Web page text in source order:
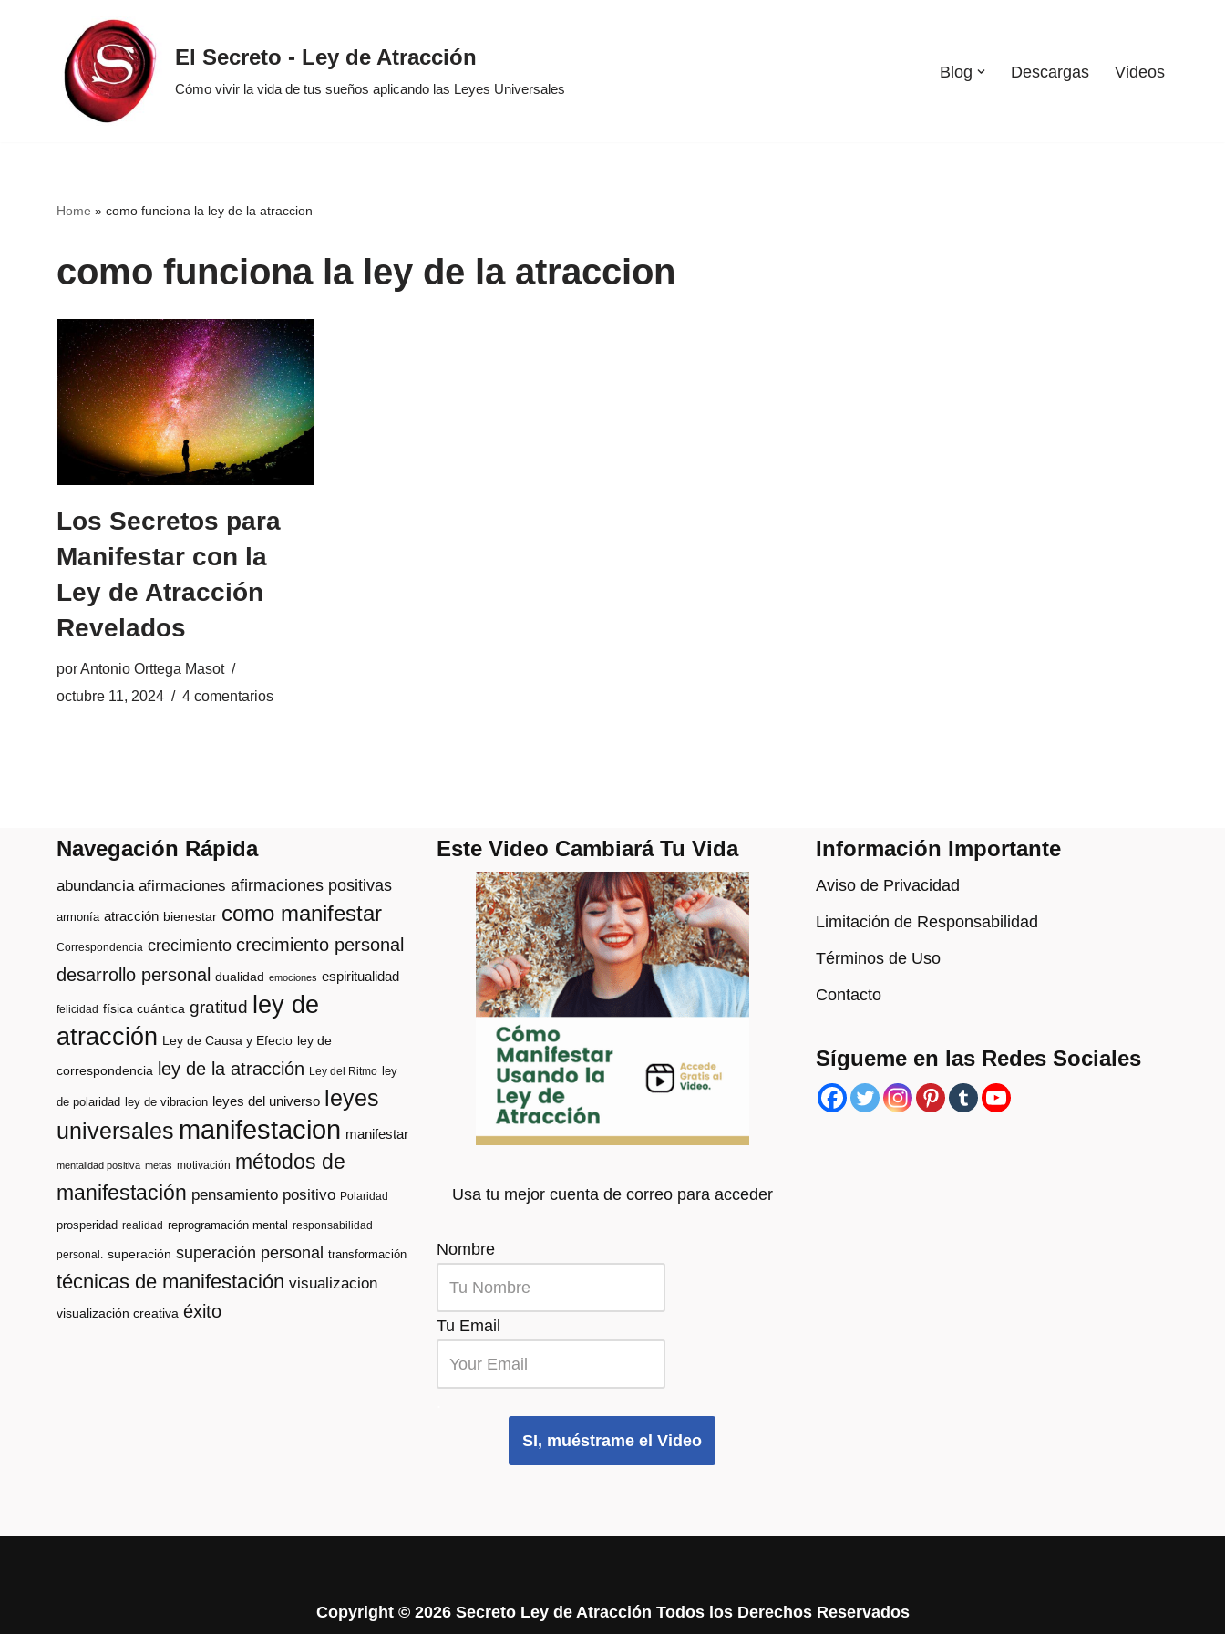
contenido
El Secreto - Ley de Atracción
Cómo vivir la vida de tus sueños aplicando las Leyes Universales
Blog Descargas Videos
Home » como funciona la ley de la atraccion
como funciona la ley de la atraccion
Los Secretos para
Manifestar con la
Ley de Atracción
Revelados
porAntonio Orttega Masot
octubre 11, 2024
4 comentarios
Navegación Rápida
abundancia afirmaciones afirmaciones positivas
armonía atracción bienestar como manifestar
Correspondencia crecimiento crecimiento personal
desarrollo personal dualidad emociones espiritualidad
felicidad física cuántica gratitud
ley de
atracción Ley de Causa y Efecto ley de
correspondencia ley de la atracción Ley del Ritmo ley
de polaridad ley de vibracion leyes del universo
leyes
universales manifestacion manifestar
mentalidad positiva metas motivación métodos de
manifestación pensamiento positivo Polaridad
prosperidad realidad reprogramación mental responsabilidad
personal. superación superación personal transformación
técnicas de manifestación visualizacion
visualización creativa éxito
Este Video Cambiará Tu Vida
Usa tu mejor cuenta de correo para acceder
Nombre
Tu Email
SI, muéstrame el Video
Información Importante
Aviso de Privacidad
Limitación de Responsabilidad
Términos de Uso
Contacto
Sígueme en las Redes Sociales
Copyright © 2026 Secreto Ley de Atracción Todos los Derechos Reservados